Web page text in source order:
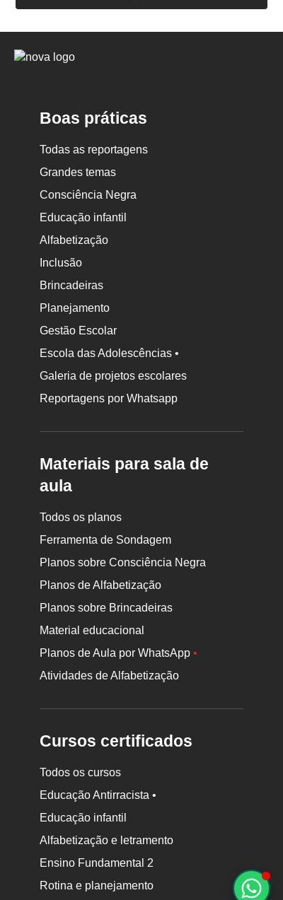
Logo
Boas práticas
Todas as reportagens
Grandes temas
Consciência Negra
Educação infantil
Alfabetização
Inclusão
Brincadeiras
Planejamento
Gestão Escolar
Escola das Adolescências •
Galeria de projetos escolares
Reportagens por Whatsapp
Materiais para sala de
aula
Todos os planos
Ferramenta de Sondagem
Planos sobre Consciência Negra
Planos de Alfabetização
Planos sobre Brincadeiras
Material educacional
Planos de Aula por WhatsApp •
Atividades de Alfabetização
Cursos certificados
Todos os cursos
Educação Antirracista •
Educação infantil
Alfabetização e letramento
Ensino Fundamental 2
Rotina e planejamento